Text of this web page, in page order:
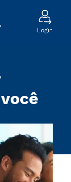
Login